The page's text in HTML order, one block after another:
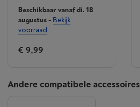
Beschikbaar vanaf di. 18
augustus- Bekijk
voorraad
€ 9,99
Andere compatibele accessoires